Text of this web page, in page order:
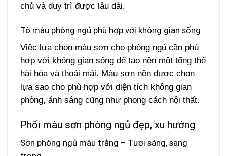
chủ và duy trì được lâu dài.
Tô màu phòng ngủ phù hợp với không gian sống
Việc lựa chọn màu sơn cho phòng ngủ cần phù
hợp với không gian sống để tạo nên một tổng thể
hài hòa và thoải mái. Màu sơn nên được chọn
lựa sao cho phù hợp với diện tích không gian
phòng, ánh sáng cũng như phong cách nội thất.
Phối màu sơn phòng ngủ đẹp, xu hướng
Sơn phòng ngủ màu trắng – Tươi sáng, sang